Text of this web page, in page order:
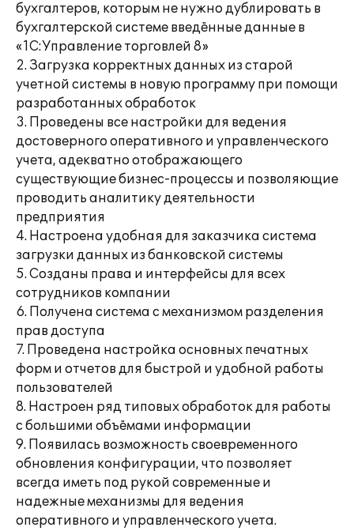
бухгалтеров, которым не нужно дублировать в
бухгалтерской системе введённые данные в
«1С:Управление торговлей 8»
2. Загрузка корректных данных из старой
учетной системы в новую программу при помощи
разработанных обработок
3. Проведены все настройки для ведения
достоверного оперативного и управленческого
учета, адекватно отображающего
существующие бизнес-процессы и позволяющие
проводить аналитику деятельности
предприятия
4. Настроена удобная для заказчика система
загрузки данных из банковской системы
5. Созданы права и интерфейсы для всех
сотрудников компании
6. Получена система с механизмом разделения
прав доступа
7. Проведена настройка основных печатных
форм и отчетов для быстрой и удобной работы
пользователей
8. Настроен ряд типовых обработок для работы
с большими объёмами информации
9. Появилась возможность своевременного
обновления конфигурации, что позволяет
всегда иметь под рукой современные и
надежные механизмы для ведения
оперативного и управленческого учета.